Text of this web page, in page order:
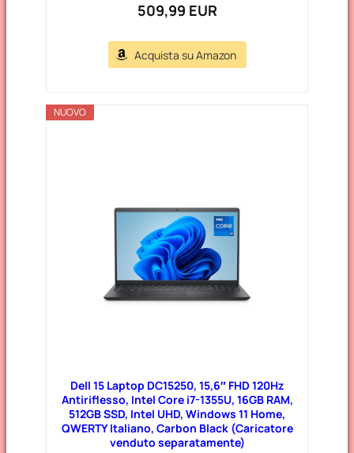
509,99 EUR
Acquista su Amazon
NUOVO
Dell 15 Laptop DC15250, 15,6″ FHD 120Hz
Antiriflesso, Intel Core i7-1355U, 16GB RAM,
512GB SSD, Intel UHD, Windows 11 Home,
QWERTY Italiano, Carbon Black (Caricatore
venduto separatamente)